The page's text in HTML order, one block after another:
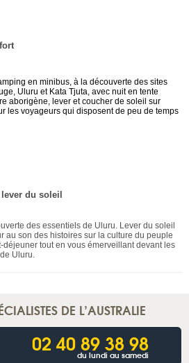
en minibus, à la découverte des sites
Uluru et Kata Tjuta, avec nuit en tente
aborigène, lever et coucher de soleil sur
les voyageurs qui disposent de peu de temps
du soleil
des essentiels de Uluru. Lever du soleil
au son des histoires sur la culture du peuple
déjeuner tout en vous émerveillant devant les
Uluru.
DE L’AUSTRALIE
02 40 89 38 98
du lundi au samedi